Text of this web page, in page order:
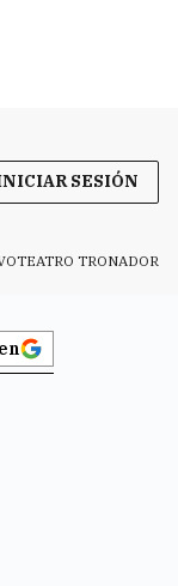
SESIÓN
TEATRO TRONADOR